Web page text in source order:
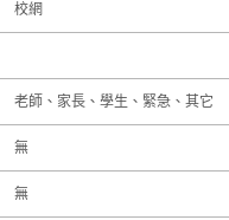
校網
老師、家長、學生、緊急、其它
無
無